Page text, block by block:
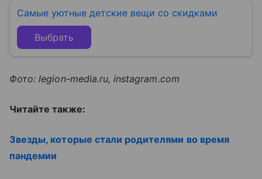
Самые уютные детские вещи со скидками
Выбрать
Фото: legion-media.ru, instagram.com
Читайте также:
Звезды, которые стали родителями во время
пандемии